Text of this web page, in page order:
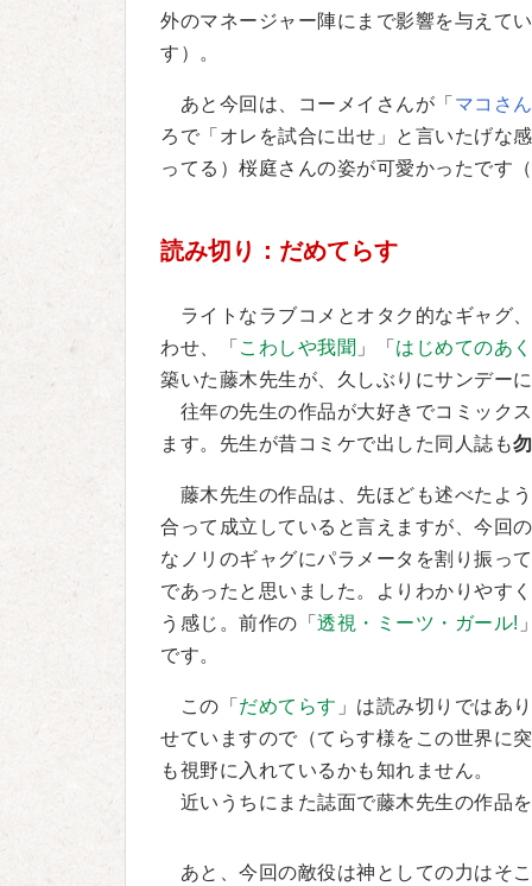
外のマネージャー陣にまで影響を与えて
す）。
あと今回は、コーメイさんが「 マコさ
ろで「オレを試合に出せ」と言いたげな
ってる）桜庭さんの姿が可愛かったです
読み切り：だめてらす
ライトなラブコメとオタク的なギャグ
わせ、「 こわしや我聞 」「 はじめてのあく
築いた藤木先生が、久しぶりにサンデー
往年の先生の作品が大好きでコミック
ます。先生が昔コミケで出した同人誌も
藤木先生の作品は、先ほども述べたよ
合って成立していると言えますが、今回
なノリのギャグにパラメータを割り振っ
であったと思いました。よりわかりやす
う感じ。前作の「 透視・ミーツ・ガール!
です。
この「 だめてらす 」は読み切りではあ
せていますので（てらす様をこの世界に
も視野に入れているかも知れません。
近いうちにまた誌面で藤木先生の作品
あと、今回の敵役は神としての力はそ